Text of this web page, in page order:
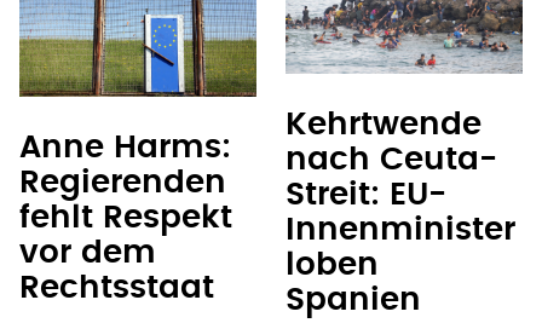
Anne Harms:
Regierenden
fehlt Respekt
vor dem
Rechtsstaat
Kehrtwende
nach Ceuta-
Streit: EU-
Innenminister
loben
Spanien